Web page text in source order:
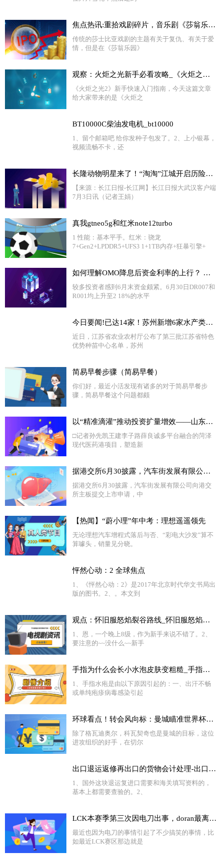
焦点热讯:重拾戏剧碎片，音乐剧《莎翁乐园》欢乐回归！文中专访别错过~
传统的莎士比亚戏剧的主题有关于复仇、有关于爱
情，但是在《莎翁乐园》
观察：火炬之光新手必看攻略_《火炬之光2》新手快速上手指南
《火炬之光2》新手快速入门指南，今天这篇文章
给大家带来的是《火炬之
BT10000C柴油发电机_bt10000
1、留个邮箱吧 给你发种子包发了。2、上小银幕，
视频流畅不卡，还
长隆动物明星来了！“淘淘”江城开启历险记 天天看点
【来源：长江日报-长江网】长江日报大武汉客户端
7月3日讯（记者王娟）
真我gtneo5g和红米note12turbo
1 性能：基本平手。红米：骁龙
7+Gen2+LPDDR5+UFS3 1+1TB内存+狂暴引擎+
如何理解OMO降息后资金利率的上行？ 全球新消息
较多投资者感到6月末资金颇紧。6月30日DR007和
R001均上升至2 18%的水平
今日要闻!已达14家！苏州新增6家水产类省级特色优势种苗中心
近日，江苏省农业农村厅公布了第三批江苏省特色
优势种苗中心名单，苏州
简易早餐步骤（简易早餐）
你们好，最近小活发现有诸多的对于简易早餐步
骤，简易早餐这个问题都颇
以“精准滴灌”推动投资扩量增效——山东省绿色低碳高质量发展重点项目现场观摩札记②
□记者孙先凯王建李子路薛良诚多平台融合的菏泽
现代医药港项目，塑造新
据港交所6月30披露，汽车街发展有限公司向港交所主板提交上市申请，中信证券、海通国际为其联席保荐人 独家
据港交所6月30披露，汽车街发展有限公司向港交
所主板提交上市申请，中
【热闻】“蔚小理”年中考：理想遥遥领先
无论理想汽车增程式落后与否、“彩电大沙发”算不
算噱头，销量见分晓。
怦然心动：2 全球焦点
1、《怦然心动：2》是2017年北京时代华文书局出
版的图书。2、。本文到
观点：怀旧服怒焰裂谷路线_怀旧服怒焰裂谷多少级能进
1、恩，一个晚上8级，作为新手来说不错了。2、
要注意的~~没什么~~新手
手指为什么会长小水泡皮肤变粗糙_手指为什么会长小水泡
1、手指水疱是由以下原因引起的：一、出汗不畅
或单纯疱疹病毒感染引起
环球看点！转会风向标：曼城瞄准世界杯超新星 姆巴佩或成新标王
除了格瓦迪奥尔，科瓦契奇也是曼城的目标，这位
进攻组织的好手，在切尔
出口退运返修再出口的货物会计处理-出口国外货物退运返修怎么办 怎样办理退运-世界今头条
1、国外这块退运复进口需要和海关填写资料的，
基本上都需要查验的。2、
LCK本赛季第三次因电刀出事，doran最离谱，还有人被禁赛
最近也因为电刀的事情引起了不少搞笑的事情，比
如最近LCK赛区那边就是